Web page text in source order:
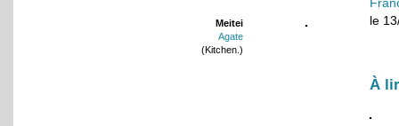
Meitei
Agate
(Kitchen.)
le
À